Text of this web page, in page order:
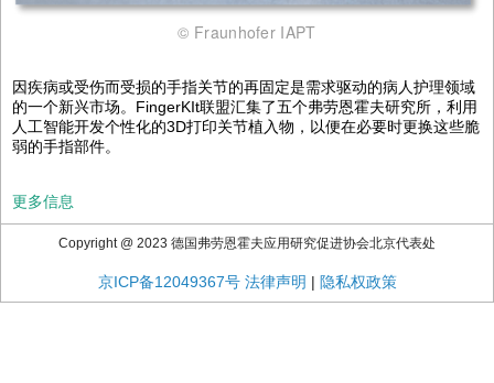
© Fraunhofer IAPT
因疾病或受伤而受损的手指关节的再固定是需求驱动的病人护理领域
的一个新兴市场。FingerKIt联盟汇集了五个弗劳恩霍夫研究所，利用
人工智能开发个性化的3D打印关节植入物，以便在必要时更换这些脆
弱的手指部件。
更多信息
Copyright @ 2023 德国弗劳恩霍夫应用研究促进协会北京代表处
京ICP备12049367号 法律声明 | 隐私权政策